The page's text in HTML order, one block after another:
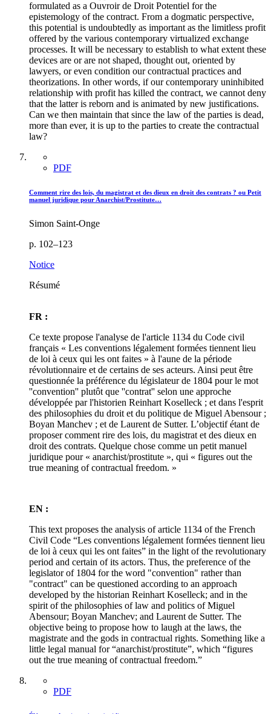
formulated as a Ouvroir de Droit Potentiel for the
epistemology of the contract. From a dogmatic perspective,
this potential is undoubtedly as important as the limitless profit
offered by the various contemporary virtualized exchange
processes. It will be necessary to establish to what extent these
devices are or are not shaped, thought out, oriented by
lawyers, or even condition our contractual practices and
theorizations. In other words, if our contemporary uninhibited
relationship with profit has killed the contract, we cannot deny
that the latter is reborn and is animated by new justifications.
Can we then maintain that since the law of the parties is dead,
more than ever, it is up to the parties to create the contractual
law?
PDF
Comment rire des lois, du magistrat et des dieux en droit des contrats ? ou Petit
manuel juridique pour Anarchist/Prostitute…
Simon Saint-Onge
p. 102–123
Notice
Résumé
FR :
Ce texte propose l'analyse de l'article 1134 du Code civil
français « Les conventions légalement formées tiennent lieu
de loi à ceux qui les ont faites » à l'aune de la période
révolutionnaire et de certains de ses acteurs. Ainsi peut être
questionnée la préférence du législateur de 1804 pour le mot
''convention'' plutôt que ''contrat'' selon une approche
développée par l'historien Reinhart Koselleck ; et dans l'esprit
des philosophies du droit et du politique de Miguel Abensour ;
Boyan Manchev ; et de Laurent de Sutter. L’objectif étant de
proposer comment rire des lois, du magistrat et des dieux en
droit des contrats. Quelque chose comme un petit manuel
juridique pour « anarchist/prostitute », qui « figures out the
true meaning of contractual freedom. »
EN :
This text proposes the analysis of article 1134 of the French
Civil Code “Les conventions légalement formées tiennent lieu
de loi à ceux qui les ont faites” in the light of the revolutionary
period and certain of its actors. Thus, the preference of the
legislator of 1804 for the word "convention" rather than
"contract" can be questioned according to an approach
developed by the historian Reinhart Koselleck; and in the
spirit of the philosophies of law and politics of Miguel
Abensour; Boyan Manchev; and Laurent de Sutter. The
objective being to propose how to laugh at the laws, the
magistrate and the gods in contractual rights. Something like a
little legal manual for “anarchist/prostitute”, which “figures
out the true meaning of contractual freedom.”
PDF